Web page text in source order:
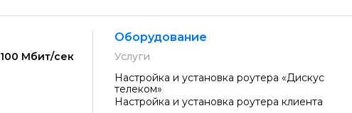
100 Мбит/сек
Оборудование
Услуги
Настройка и установка роутера «Дискус
телеком»
Настройка и установка роутера клиента